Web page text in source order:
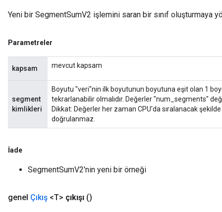
Yeni bir SegmentSumV2 işlemini saran bir sınıf oluşturmaya
Parametreler
kapsam mevcut kapsam
segment
kimlikleri
Boyutu "veri"nin ilk boyutunun boyutuna eşit olan 1
tekrarlanabilir olmalıdır. Değerler "num_segments"
Dikkat: Değerler her zaman CPU'da sıralanacak
doğrulanmaz.
İade
SegmentSumV2'nin yeni bir örneği
genel Çıkış <T> çıkışı ()